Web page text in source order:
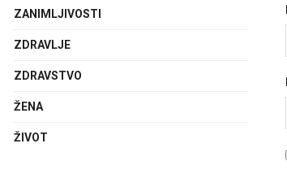
ZANIMLJIVOSTI
ZDRAVLJE
ZDRAVSTVO
ŽENA
ŽIVOT